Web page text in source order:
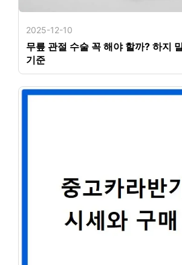
2025-12-10
무릎 관절 수술 꼭 해야 할까? 하지
기준